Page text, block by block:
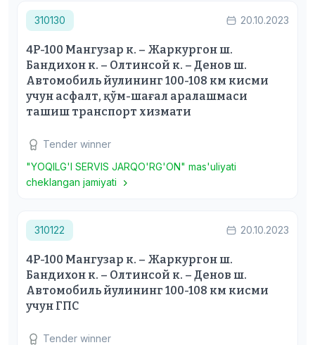
310130 20.10.2023
4Р-100 Мангузар к. – Жаркургон ш.
Бандихон к. – Олтинсой к. – Денов ш.
Автомобиль йулининг 100-108 км кисми
учун асфалт, қўм-шағал аралашмаси
ташиш транспорт хизмати
Tender winner
"YOQILG'I SERVIS JARQO'RG'ON" mas'uliyati
cheklangan jamiyati
310122 20.10.2023
4Р-100 Мангузар к. – Жаркургон ш.
Бандихон к. – Олтинсой к. – Денов ш.
Автомобиль йулининг 100-108 км кисми
учун ГПС
Tender winner